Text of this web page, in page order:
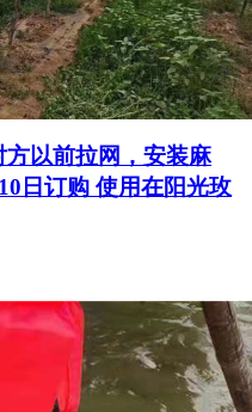
以前拉网，安装麻
日订购 使用在阳光玫